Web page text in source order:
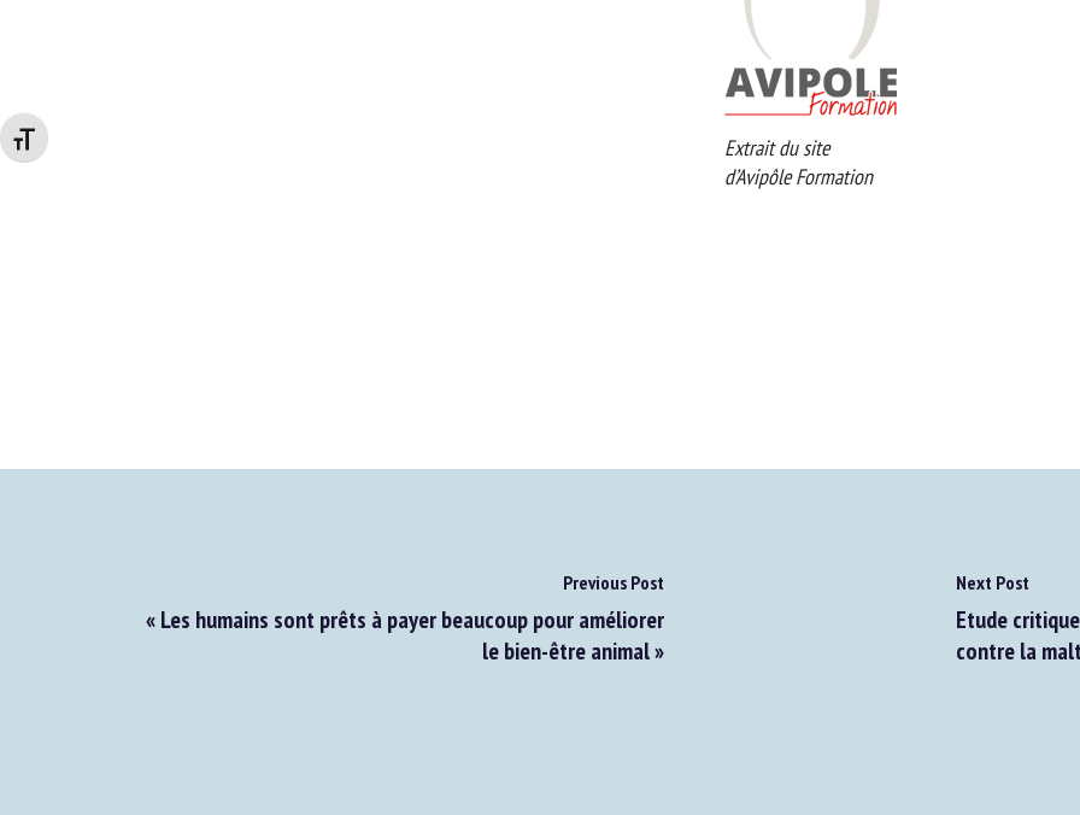
Changer la taille de la police
Extrait du site
d’Avipôle Formation
Previous Post
« Les humains sont prêts à payer beaucoup pour améliorer
le bien-être animal »
Next Post
Etude
contre la